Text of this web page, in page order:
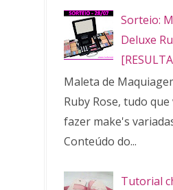
Sorteio:
Deluxe
Maleta de
Ruby Rose, tudo
fazer make's
Conteúdo do...
Tutorial